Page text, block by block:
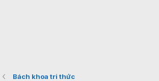
Bách khoa tri thức